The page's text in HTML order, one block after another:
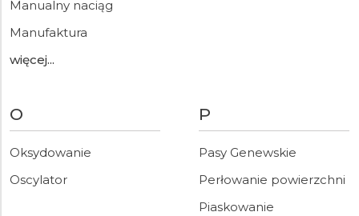
Manualny naciąg
Manufaktura
więcej...
O
Oksydowanie
Oscylator
P
Pasy Genewskie
Perłowanie powierzchni
Piaskowanie